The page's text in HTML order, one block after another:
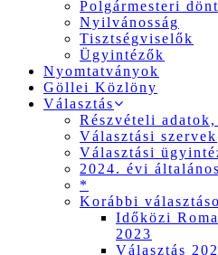
Polgármesteri
Nyilvánosság
Tisztségviselők
Ügyintézők
Nyomtatványok
Göllei Közlöny
Választás
Részvételi adatok,
Választási szervek
Választási
2024. évi
*
Korábbi
Időközi
2023
Választás